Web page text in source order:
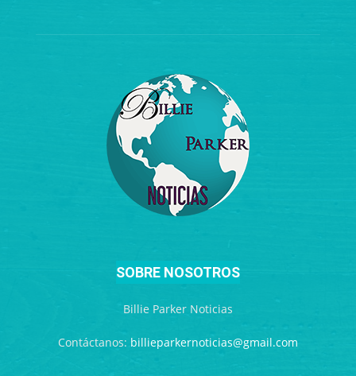
SOBRE NOSOTROS
Billie Parker Noticias
Contáctanos: billieparkernoticias@gmail.com